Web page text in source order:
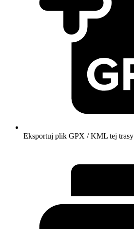
Eksportuj plik GPX / KML tej trasy